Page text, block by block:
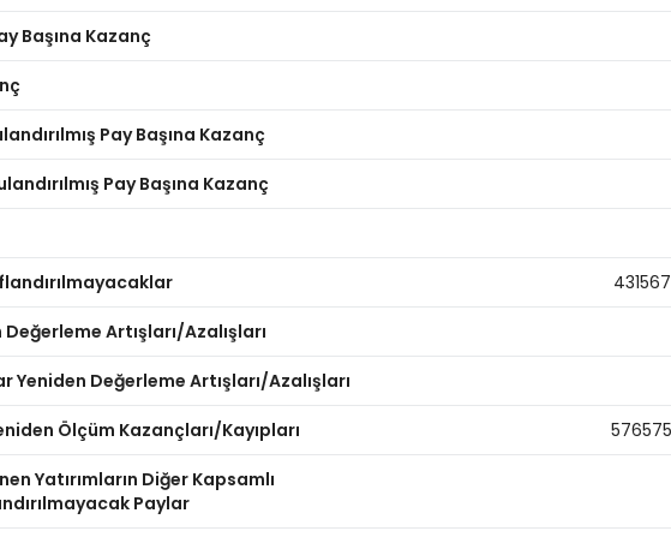
Başına Kazanç
Pay Başına Kazanç
Pay Başına Kazanç
Artışları/Azalışları
Yeniden Değerleme Artışları/Azalışları
Ölçüm Kazançları/Kayıpları
Yatırımların Diğer Kapsamlı
Paylar